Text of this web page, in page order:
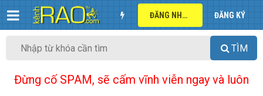
ĐĂNG NHẬP ĐĂNG KÝ
TÌM
Đừng cố SPAM, sẽ cấm vĩnh viễn ngay và luôn